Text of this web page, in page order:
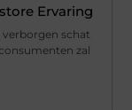
Ervaring
verborgen schat
zal